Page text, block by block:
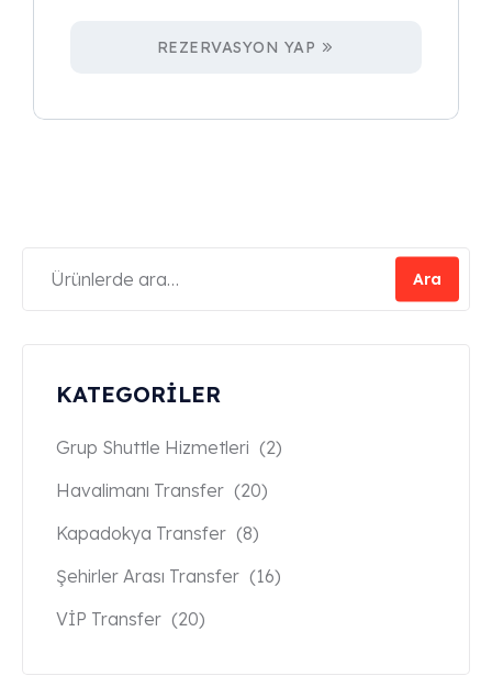
REZERVASYON YAP
Ara
KATEGORİLER
Grup Shuttle Hizmetleri (2)
Havalimanı Transfer (20)
Kapadokya Transfer (8)
Şehirler Arası Transfer (16)
VİP Transfer (20)